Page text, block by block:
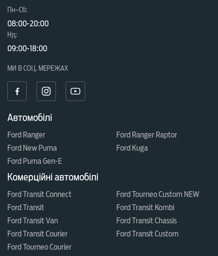
Пн–Сб:
08:00-20:00
Нд:
09:00-18:00
МИ В СОЦ. МЕРЕЖАХ
Автомобілі
Ford Ranger
Ford Ranger Raptor
Ford New Puma
Ford Kuga
Ford Puma Gen-E
Комерційні автомобілі
Ford Transit Connect
Ford Tourneo Custom NEW
Ford Transit
Ford Transit Kombi
Ford Transit Van
Ford Transit Chassis
Ford Transit Courier
Ford Transit Custom
Ford Tourneo Courier